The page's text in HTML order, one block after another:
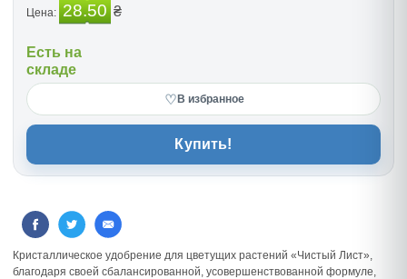
Цена: 28.50 ₴
Есть на
складе
♡ В избранное
Купить!
Кристаллическое удобрение для цветущих растений «Чистый Лист»,
благодаря своей сбалансированной, усовершенствованной формуле,